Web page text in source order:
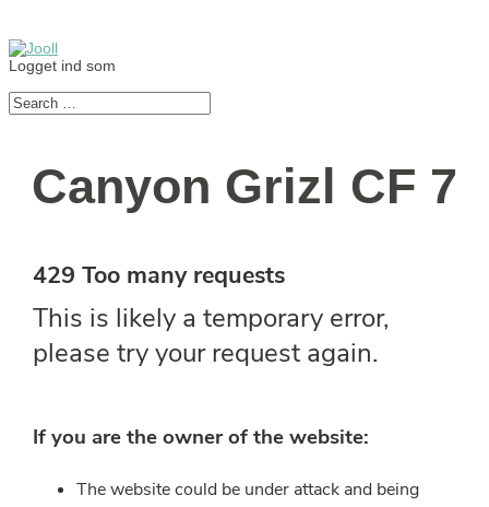
Logget ind som
Canyon Grizl CF 7